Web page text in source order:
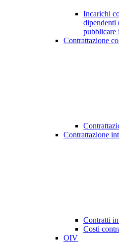
Incarichi
dipendenti
pubblicare
Contrattazione
Contrattazione
Contratti
Costi
OIV